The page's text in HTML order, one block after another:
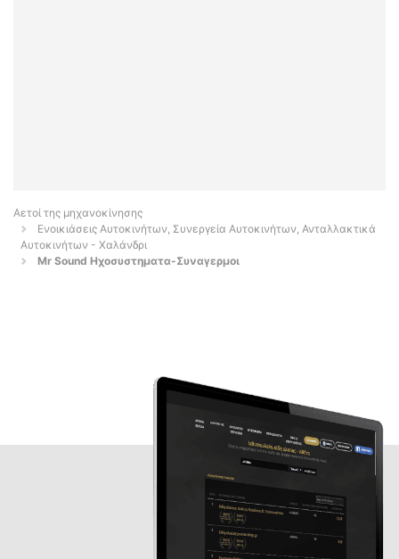
Αετοί της μηχανοκίνησης
Ενοικιάσεις Αυτοκινήτων, Συνεργεία Αυτοκινήτων, Ανταλλακτικά
Αυτοκινήτων - Χαλάνδρι
Mr Sound Ηχοσυστηματα-Συναγερμοι